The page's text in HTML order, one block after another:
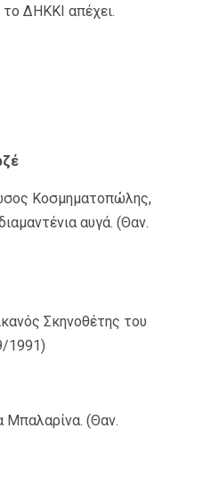
ΔΗΚΚΙ απέχει.
Κοσμηματοπώλης,
αυγά. (Θαν.
Σκηνοθέτης του
1991)
Μπαλαρίνα. (Θαν.